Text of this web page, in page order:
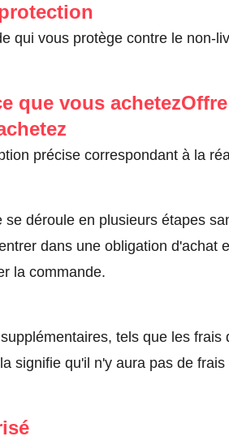
qui vous protège contre le non-
que vous
précise correspondant à la
déroule en plusieurs étapes
dans une obligation d'achat
la commande.
tels que les frais
signifie qu'il n'y aura pas de